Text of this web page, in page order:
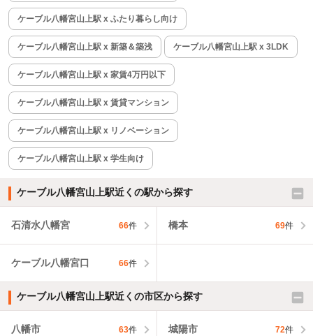
ケーブル八幡宮山上駅 x ふたり暮らし向け
ケーブル八幡宮山上駅 x 新築＆築浅 ケーブル八幡宮山上駅 x 3LDK
ケーブル八幡宮山上駅 x 家賃4万円以下
ケーブル八幡宮山上駅 x 賃貸マンション
ケーブル八幡宮山上駅 x リノベーション
ケーブル八幡宮山上駅 x 学生向け
ケーブル八幡宮山上駅近くの駅から探す
石清水八幡宮 66件 橋本 69件
ケーブル八幡宮口 66件
ケーブル八幡宮山上駅近くの市区から探す
八幡市 63件 城陽市 72件